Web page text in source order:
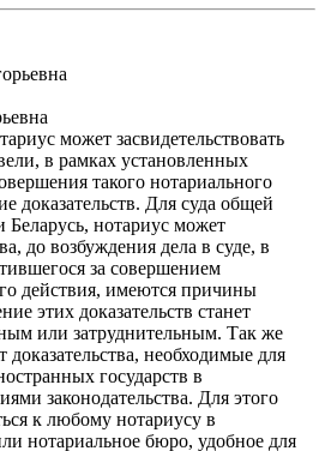
может засвидетельствовать
в рамках установленных
такого нотариального
доказательств. Для суда общей
нотариус может
до возбуждения дела в суде, в
за совершением
действия, имеются причины
этих доказательств станет
или затруднительным. Так же
необходимые для
государств в
законодательства. Для этого
к любому нотариусу в
нотариальное бюро, удобное для